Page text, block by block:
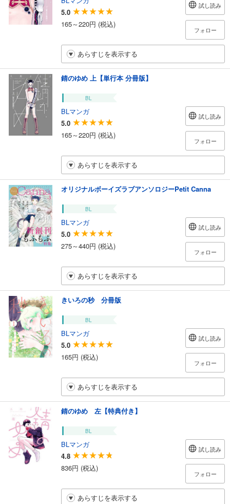
5.0
165～220円 (税込)
試し読み
フォロー
あらすじを表示する
錆のゆめ 上【単行本 分冊版】
BL
BLマンガ
5.0
165～220円 (税込)
試し読み
フォロー
あらすじを表示する
オリジナルボーイズラブアンソロジーPetit Canna
BL
BLマンガ
5.0
275～440円 (税込)
試し読み
フォロー
あらすじを表示する
きいろの秒 分冊版
BL
BLマンガ
5.0
165円 (税込)
試し読み
フォロー
あらすじを表示する
錆のゆめ 左【特典付き】
BL
BLマンガ
4.8
836円 (税込)
試し読み
フォロー
あらすじを表示する